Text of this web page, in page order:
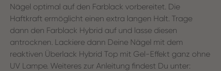
Nägel optimal auf den Farblack vorbereitet. Die
Haftkraft ermöglicht einen extra langen Halt. Trage
dann den Farblack Hybrid auf und lasse diesen
antrocknen. Lackiere dann Deine Nägel mit dem
reaktiven Überlack Hybrid Top mit Gel-Effekt ganz ohne
UV Lampe. Weiteres zur Anleitung findest Du unter: